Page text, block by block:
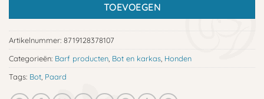
TOEVOEGEN
Artikelnummer: 8719128378107
Categorieën: Barf producten, Bot en karkas, Honden
Tags: Bot, Paard